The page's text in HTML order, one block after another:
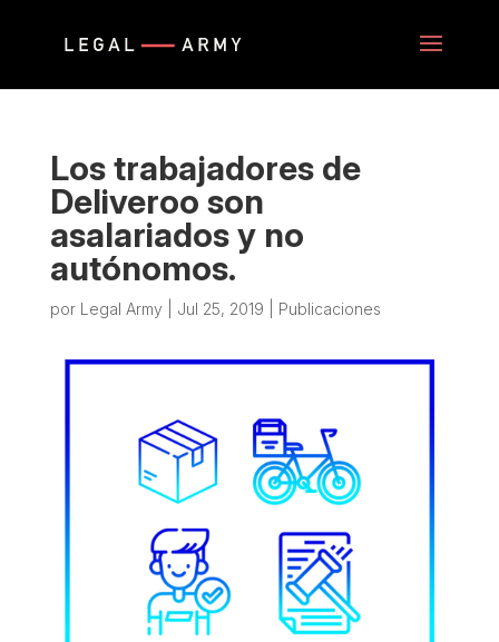
Los trabajadores de
Deliveroo son
asalariados y no
autónomos.
por Legal Army Jul 25, 2019 Publicaciones